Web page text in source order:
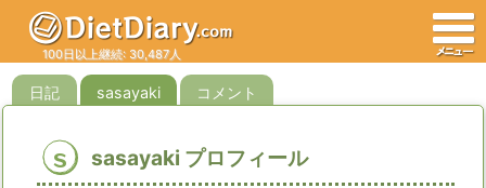
100日以上継続: 30,487人
日記 sasayaki コメント
s sasayaki プロフィール